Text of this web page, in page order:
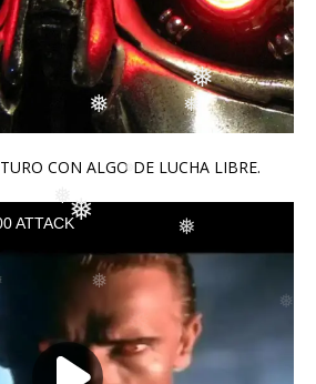
❅
❅
❅
❅
❅
CON ALGO DE LUCHA LIBRE.